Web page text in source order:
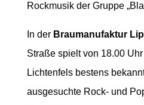
Rockmusik der Gruppe
In der Braumanufaktur
Straße spielt von 18.00
Lichtenfels bestens
ausgesuchte Rock- und